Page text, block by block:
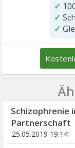
✓
✓
✓
Schizophrenie
Partnerschaft
25.05.2019 19:14